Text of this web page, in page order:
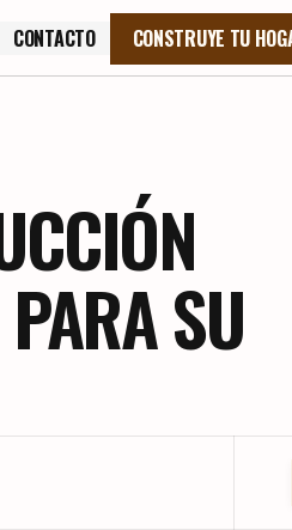
CONTACTO
CONTACTO
CONSTRUYE TU
SU